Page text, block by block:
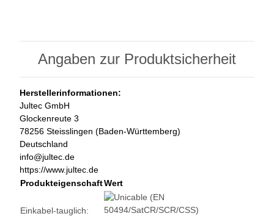
Angaben zur Produktsicherheit
Herstellerinformationen:
Jultec GmbH
Glockenreute 3
78256 Steisslingen (Baden-Württemberg)
Deutschland
info@jultec.de
https://www.jultec.de
ProdukteigenschaftWert
Einkabel-tauglich: